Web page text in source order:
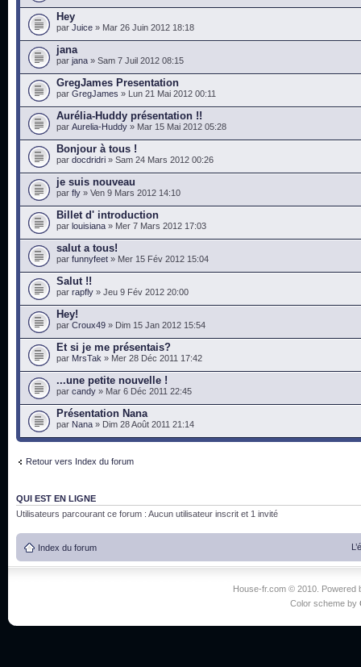
Hey
par Juice » Mar 26 Juin 2012 18:18
jana
par jana » Sam 7 Juil 2012 08:15
GregJames Presentation
par GregJames » Lun 21 Mai 2012 00:11
Aurélia-Huddy présentation !!
par Aurelia-Huddy » Mar 15 Mai 2012 05:28
Bonjour à tous !
par docdridri » Sam 24 Mars 2012 00:26
je suis nouveau
par fly » Ven 9 Mars 2012 14:10
Billet d' introduction
par louisiana » Mer 7 Mars 2012 17:03
salut a tous!
par funnyfeet » Mer 15 Fév 2012 15:04
Salut !!
par rapfly » Jeu 9 Fév 2012 20:00
Hey!
par Croux49 » Dim 15 Jan 2012 15:54
Et si je me présentais?
par MrsTak » Mer 28 Déc 2011 17:42
...une petite nouvelle !
par candy » Mar 6 Déc 2011 22:45
Présentation Nana
par Nana » Dim 28 Août 2011 21:14
Retour vers Index du forum
QUI EST EN LIGNE
Utilisateurs parcourant ce forum : Aucun utilisateur inscrit et 1 invité
Index du forum
House-fr.com © 2010. Powered
Color scheme by